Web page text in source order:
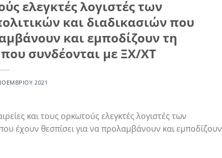
ελεγκτές λογιστές των
και διαδικασιών που
και εμποδίζουν τη
συνδέονται με ΞΧ/ΧΤ
2021
και τους ορκωτούς ελεγκτές λογιστές των
έχουν θεσπίσει για να προλαμβάνουν και εμποδίζουν